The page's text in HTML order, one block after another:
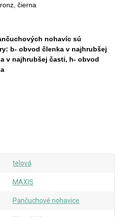
čierna
nohavíc sú
b- obvod členka v najhrubšej
v najhrubšej časti, h- obvod
telová
MAXIS
Pančuchové nohavice